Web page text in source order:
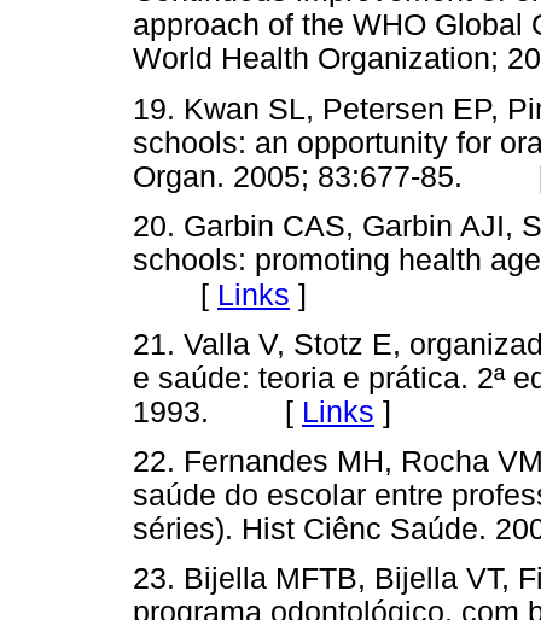
approach of the WHO Global
World Health
19. Kwan SL, Petersen EP,
schools: an opportunity for
Organ. 2005; 83:677-85.
20. Garbin CAS, Garbin AJI,
schools: promoting health
[ Links ]
21. Valla V, Stotz E,
e saúde: teoria e prática. 2ª
1993. [ Links ]
22. Fernandes MH, Rocha
saúde do escolar entre
séries). Hist Ciênc
23. Bijella MFTB, Bijella VT,
programa odontológico, com